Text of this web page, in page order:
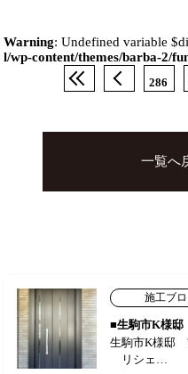
Warning: Undefined variable
l/wp-content/themes/barba-2/
286
一覧へ
施工ブ
■生駒市K様
生駒市K様邸
リシェ…